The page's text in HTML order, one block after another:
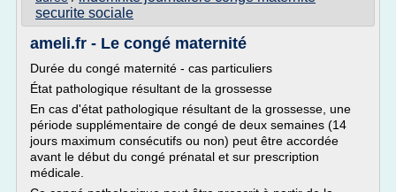
securite sociale
ameli.fr - Le congé maternité
Durée du congé maternité - cas particuliers
État pathologique résultant de la grossesse
En cas d'état pathologique résultant de la grossesse, une
période supplémentaire de congé de deux semaines (14
jours maximum consécutifs ou non) peut être accordée
avant le début du congé prénatal et sur prescription
médicale.